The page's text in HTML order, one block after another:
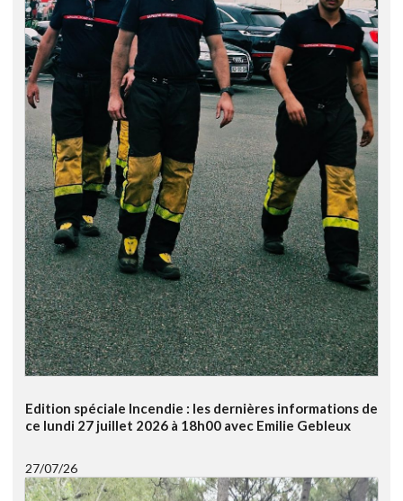
Edition spéciale Incendie : les dernières informations de
ce lundi 27 juillet 2026 à 18h00 avec Emilie Gebleux
27/07/26